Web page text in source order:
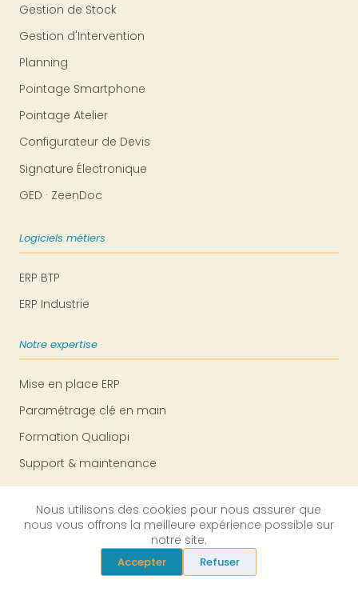
Nous utilisons des cookies pour nous assurer que
nous vous offrons la meilleure expérience possible sur
notre site.
Accepter Refuser
Gestion de Stock
Gestion d'Intervention
Planning
Pointage Smartphone
Pointage Atelier
Configurateur de Devis
Signature Électronique
GED · ZeenDoc
Logiciels métiers
ERP BTP
ERP Industrie
Notre expertise
Mise en place ERP
Paramétrage clé en main
Formation Qualiopi
Support & maintenance
Entreprise
Qui sommes-nous ?
Partenaires & écosystème